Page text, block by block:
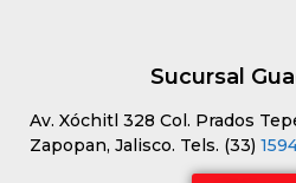
Sucursal
Av. Xóchitl 328 Col. Prados
Zapopan, Jalisco. Tels. (33)